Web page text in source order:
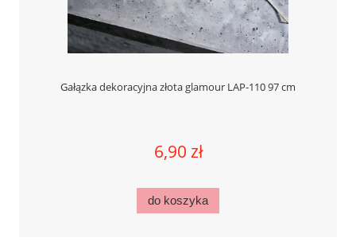
Gałązka dekoracyjna złota glamour LAP-110 97 cm
6,90 zł
do koszyka